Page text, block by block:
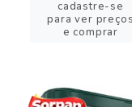
cadastre-se
para ver preços
e comprar